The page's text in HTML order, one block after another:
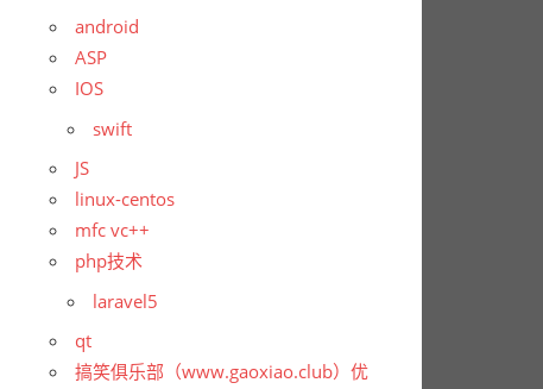
))
android
ASP
IOS
swift
JS
linux-centos
mfc vc++
php技术
laravel5
qt
搞笑俱乐部（www.gaoxiao.club）优